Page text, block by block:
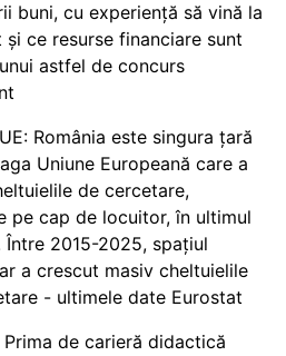
buni, cu experiență să vină la
ce resurse financiare sunt
astfel de concurs
România este singura țară
Uniune Europeană care a
de cercetare,
pe cap de locuitor, în ultimul
Între 2015-2025, spațiul
a crescut masiv cheltuielile
- ultimele date Eurostat
Prima de carieră didactică